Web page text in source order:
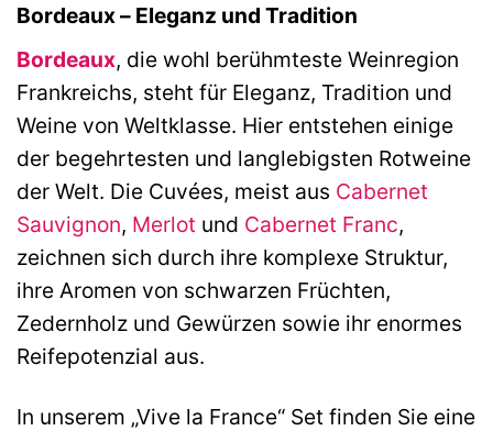
Bordeaux – Eleganz und Tradition
Bordeaux, die wohl berühmteste Weinregion
Frankreichs, steht für Eleganz, Tradition und
Weine von Weltklasse. Hier entstehen einige
der begehrtesten und langlebigsten Rotweine
der Welt. Die Cuvées, meist aus Cabernet
Sauvignon, Merlot und Cabernet Franc,
zeichnen sich durch ihre komplexe Struktur,
ihre Aromen von schwarzen Früchten,
Zedernholz und Gewürzen sowie ihr enormes
Reifepotenzial aus.
In unserem „Vive la France“ Set finden Sie eine